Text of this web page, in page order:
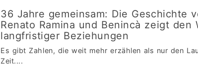
36 Jahre gemeinsam: Die Geschichte
Renato Ramina und Benincà zeigt den
langfristiger Beziehungen
Es gibt Zahlen, die weit mehr erzählen als nur den
Zeit....